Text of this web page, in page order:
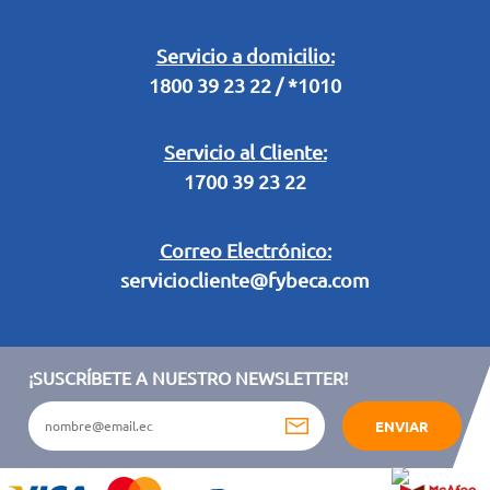
Servicio a domicilio:
1800 39 23 22 / *1010
Servicio al Cliente:
1700 39 23 22
Correo Electrónico:
serviciocliente@fybeca.com
Legal Campaña Produbanco
Términos y condiciones sorteo partido de fútbol "Tu ídolo"
¡SUSCRÍBETE A NUESTRO NEWSLETTER!
ENVIAR